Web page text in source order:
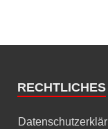
RECHTLICHES